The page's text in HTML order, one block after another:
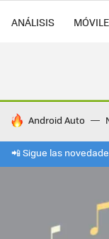
ANÁLISIS
HOY SE HABLA DE
Android Auto
📲 Sigue las